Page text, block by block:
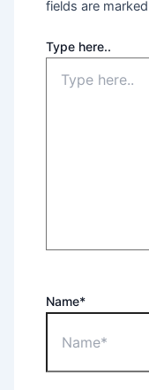
fields are marked
Type here..
Name*